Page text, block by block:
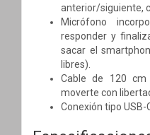
anterior/siguiente,
Micrófono
responder y
sacar el
libres).
Cable de 120
moverte con
Conexión tipo USB-